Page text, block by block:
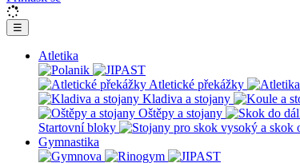
☰
Atletika
Atletické překážky
Kladiva a stojany
Oštěpy a stojany
Startovní bloky
Gymnastika